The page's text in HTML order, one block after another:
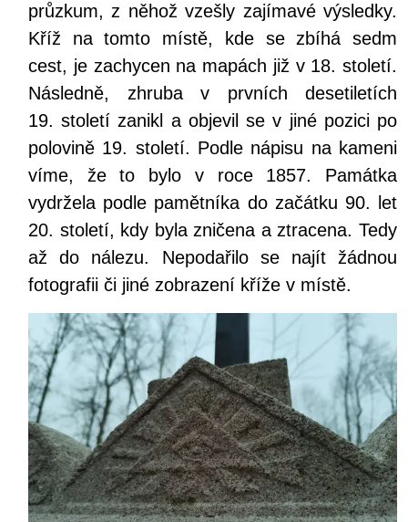
průzkum, z něhož vzešly zajímavé výsledky.
Kříž na tomto místě, kde se zbíhá sedm
cest, je zachycen na mapách již v 18. století.
Následně, zhruba v prvních desetiletích
19. století zanikl a objevil se v jiné pozici po
polovině 19. století. Podle nápisu na kameni
víme, že to bylo v roce 1857. Památka
vydržela podle pamětníka do začátku 90. let
20. století, kdy byla zničena a ztracena. Tedy
až do nálezu. Nepodařilo se najít žádnou
fotografii či jiné zobrazení kříže v místě.